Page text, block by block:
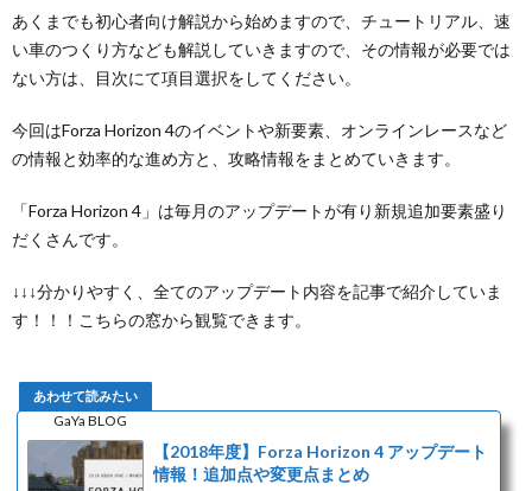
あくまでも初心者向け解説から始めますので、チュートリアル、速
い車のつくり方なども解説していきますので、その情報が必要では
ない方は、目次にて項目選択をしてください。
今回はForza Horizon 4のイベントや新要素、オンラインレースなど
の情報と効率的な進め方と、攻略情報をまとめていきます。
「Forza Horizon 4」は毎月のアップデートが有り新規追加要素盛り
だくさんです。
↓↓↓分かりやすく、全てのアップデート内容を記事で紹介していま
す！！！こちらの窓から観覧できます。
GaYa BLOG
【2018年度】Forza Horizon 4 アップデート
情報！追加点や変更点まとめ